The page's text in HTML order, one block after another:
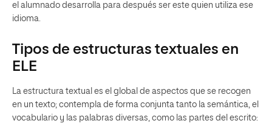
el alumnado desarrolla para después ser este quien utiliza ese
idioma.
Tipos de estructuras textuales en
ELE
La estructura textual es el global de aspectos que se recogen
en un texto; contempla de forma conjunta tanto la semántica, el
vocabulario y las palabras diversas, como las partes del escrito: